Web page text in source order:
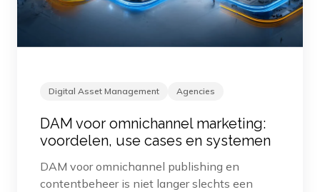
Digital Asset Management Agencies
DAM voor omnichannel marketing:
voordelen, use cases en systemen
DAM voor omnichannel publishing en
contentbeheer is niet langer slechts een